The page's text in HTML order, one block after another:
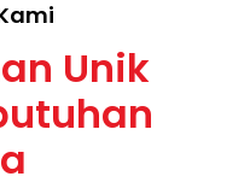
Unik